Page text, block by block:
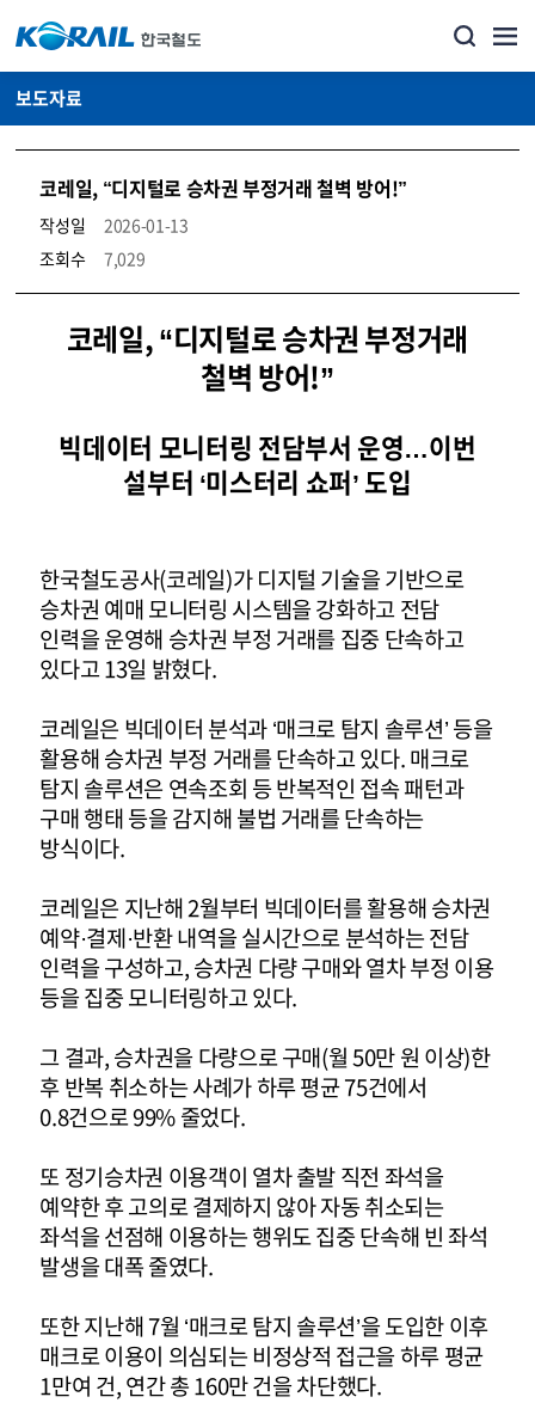
보도자료
코레일, “디지털로 승차권 부정거래 철벽 방어!”
작성일
2026-01-13
조회수
7,029
뉴스·홍보_보도자료 상세보기 – 내용, 파일, 담당자 연락처로 구성
코레일, “디지털로 승차권 부정거래
철벽 방어!”
빅데이터 모니터링 전담부서 운영…이번
설부터 ‘미스터리 쇼퍼’ 도입
한국철도공사(코레일)가 디지털 기술을 기반으로
승차권 예매 모니터링 시스템을 강화하고 전담
인력을 운영해 승차권 부정 거래를 집중 단속하고
있다고 13일 밝혔다.
코레일은 빅데이터 분석과 ‘매크로 탐지 솔루션’ 등을
활용해 승차권 부정 거래를 단속하고 있다. 매크로
탐지 솔루션은 연속조회 등 반복적인 접속 패턴과
구매 행태 등을 감지해 불법 거래를 단속하는
방식이다.
코레일은 지난해 2월부터 빅데이터를 활용해 승차권
예약·결제·반환 내역을 실시간으로 분석하는 전담
인력을 구성하고, 승차권 다량 구매와 열차 부정 이용
등을 집중 모니터링하고 있다.
그 결과, 승차권을 다량으로 구매(월 50만 원 이상)한
후 반복 취소하는 사례가 하루 평균 75건에서
0.8건으로 99% 줄었다.
또 정기승차권 이용객이 열차 출발 직전 좌석을
예약한 후 고의로 결제하지 않아 자동 취소되는
좌석을 선점해 이용하는 행위도 집중 단속해 빈 좌석
발생을 대폭 줄였다.
또한 지난해 7월 ‘매크로 탐지 솔루션’을 도입한 이후
매크로 이용이 의심되는 비정상적 접근을 하루 평균
1만여 건, 연간 총 160만 건을 차단했다.